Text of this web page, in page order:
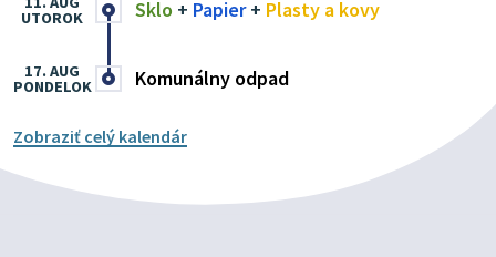
Sklo + Papier+ Plasty a kovy
UTOROK
Komunálny odpad
17. AUG
PONDELOK
Zobraziť celý kalendár